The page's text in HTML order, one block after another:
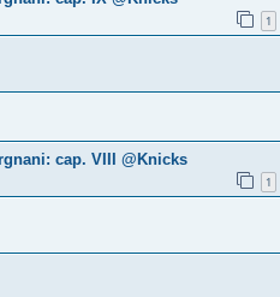
1
cap. VIII @Knicks
1